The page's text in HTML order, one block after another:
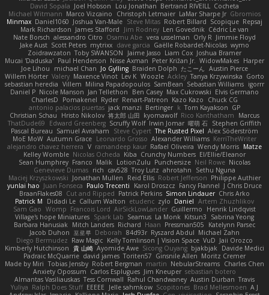
David Sopala Joel Hobson Lou Jonathan Bertrand RIVEILL Cocheta
Michael Witmann Marco Vizcaino Christoph Letmaier LaMar Sharpe Jr Gbromios
Minmax Daniel1060 Joshua Van-Male Steve Mitas Robert Billard Scopique Repsaj
Mark Richardson James Stafford Jim Rodney Len Govednik Cédric Le van
Nate Borsch alessandro Citro Osamu Abe vera usselman Orly R Jimmie Floyd
Jake Aust Scott Peters mytrixx dave garcia Gaëlle Robardet-Nicolas wymo
Zoidrawzaton Toby SWANSON Jaime Jasso Liam Cox Joshua Bramer
Mucai 'Daduska' Paul Henderson Nisse Axman Peter Križan Jr. WidowMakes Harper
Joe Lihou
michael Chan Jo Gylling Braiden Dolph たこーん Austin Pierce
Willem Hörter Valery Maxence Vinot Lev K Woozle Ackley Tanya Krzywinska Gorto
sebastian heredia Villem Milina Papadopoulos SamBean Sebastian Williams igorrr
Daniel P Nicole Manson Jan Tellethon Ben Casey Max Cukrowski Elvis Germano
CharlesD
Pomakenel Ryder Renart-Patreon Kazo Kazo
Chuck CG
antonio palacios puertas jack manzi Bertinger k Tom Kayakson GP
Christian Schau
Hristo Nikolov 将太郎 山田 kyomawolf Rico Kanthatham
Marcus
ThatDude69
Edward Greenberg Scruffy Wolf Irwin Jomar 曜萌 石 Stephen Griffith
Pascal Bureau Samuel Avraham Steve Cypert The Rusted Pixel Alex Söderström
MoE MoW Autumn Grace Leonardo Grosso Alexander Williams KerriTheWriter
alejandro chavez herrera V ramandeep kaur Rafael Oliveira Wendy Morris Matze
Kelley Womble Nicolas Ocheda Kiba Crunchy Numbers El/Ellie/Eleanor
Sean Humphrey Franco Malik LotionZulu Punchersize Neil Rowe Nicolas
Genevieve Dumas rich cav528 Troy Lutz ahrotahn
Sethu Nguna
Maciej Krzyszkowski Jonathan Mullen Reid Ellis Robert Jefferson Philippe Authier
yunlai hao Juan Fonseca Paulo Trecenti Karol Droszcz Fancy Flannel J Chris Druce
BraanFlakes08 Cut and Ripped Patrick Perkins Simon Lindauer Chris Arko
Patrick M
Didadi Le Callum Walton etudenc zylo Daniel Artem Zhuzhlikov
Sam Gao Womp Francois Lord AirSickLowLander Guillermo
Henrik Lindqvist
Village's hope Miniatures Spark Lab Seamus La Monk Kitsun3
Sabrina Yeong
Barbara Hanusiak Mitch Landers Richard Haan Pressman505
Katelynn Parsec
Jacob Duhon 포로루 Deborah 84d93r Ryszard Abdul Michael Zahn
Diego Bermudez Raw Magic Kelly Tomlinson | Vision Space VuD Jaii Orozco
Kimberly Hutchinson 貴 山崎 Ayomide Awe Sicong Ouyang bjakbjak Davide Medici
Padraic McQuarrie david james Toriten57 Ginsnile Allen Moritz Cremer
Made by Miri Tobias Jensby Robert Bergman martin NebularStreams Charles Chen
Anxiety Opossum Carlos Esplugues Jim Kneuper sebastian botero
Almantas Vasiliauskas Tess Cornwall Rahul Chandwaney Austin Durban Travis
Yuliya Ralph Does Stuff EEEEE Jelle sahmkow Scopitones Brad Mellesmoen A J